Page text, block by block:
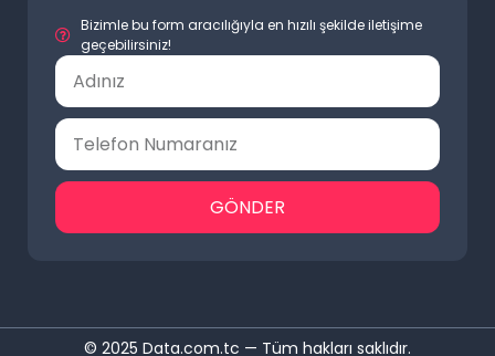
Bizimle bu form aracılığıyla en hızılı şekilde iletişime
geçebilirsiniz!
GÖNDER
© 2025 Data.com.tc — Tüm hakları saklıdır.